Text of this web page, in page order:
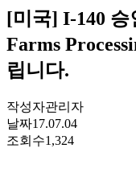
[미국] I-140 승
Farms
립니다.
작성자관리자
날짜17.07.04
조회수1,324